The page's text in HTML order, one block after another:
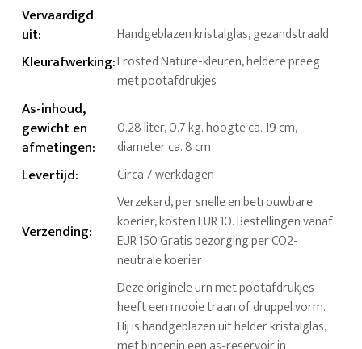
Vervaardigd
uit: Handgeblazen kristalglas, gezandstraald
Kleurafwerking:Frosted Nature-kleuren, heldere preeg
met pootafdrukjes
As-inhoud,
gewicht en
afmetingen:
0.28 liter, 0.7 kg. hoogte ca. 19 cm,
diameter ca. 8 cm
Levertijd: Circa 7 werkdagen
Verzending:
Verzekerd, per snelle en betrouwbare
koerier, kosten EUR 10. Bestellingen vanaf
EUR 150 Gratis bezorging per CO2-
neutrale koerier
Deze originele urn met pootafdrukjes
heeft een mooie traan of druppel vorm.
Hij is handgeblazen uit helder kristalglas,